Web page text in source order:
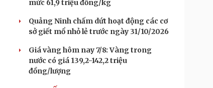
mức 61,9 triệu đồng/kg
Quảng Ninh chấm dứt hoạt động các cơ
sở giết mổ nhỏ lẻ trước ngày 31/10/2026
Giá vàng hôm nay 7/8: Vàng trong
nước có giá 139,2-142,2 triệu
đồng/lượng